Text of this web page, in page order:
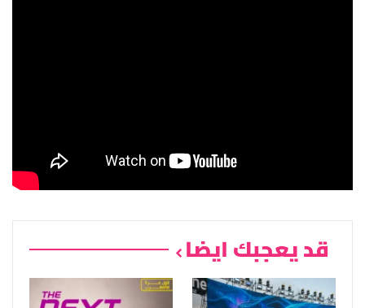
قد يعجبك ايضا